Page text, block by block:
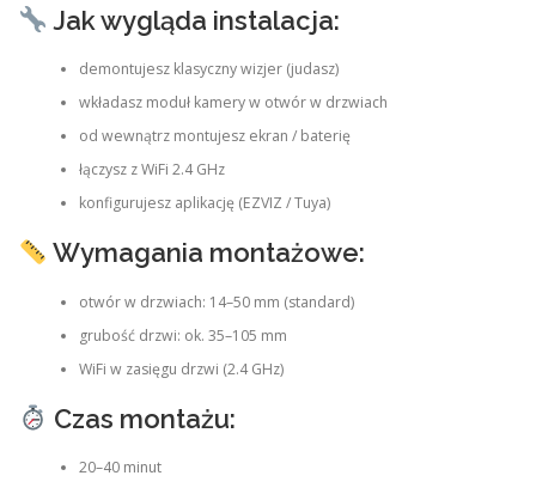
Jak wygląda instalacja:
demontujesz klasyczny wizjer (judasz)
wkładasz moduł kamery w otwór w drzwiach
od wewnątrz montujesz ekran / baterię
łączysz z WiFi 2.4 GHz
konfigurujesz aplikację (EZVIZ / Tuya)
Wymagania montażowe:
otwór w drzwiach: 14–50 mm (standard)
grubość drzwi: ok. 35–105 mm
WiFi w zasięgu drzwi (2.4 GHz)
Czas montażu:
20–40 minut